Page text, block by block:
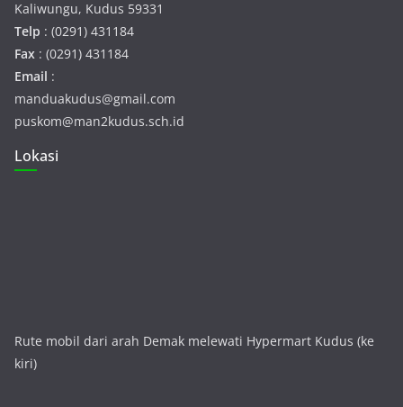
Kaliwungu, Kudus 59331
Telp : (0291) 431184
Fax : (0291) 431184
Email :
manduakudus@gmail.com
puskom@man2kudus.sch.id
Lokasi
Rute mobil dari arah Demak melewati Hypermart Kudus (ke
kiri)